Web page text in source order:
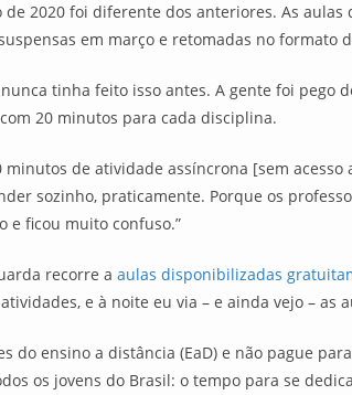
2020 foi diferente dos anteriores. As aulas
em março e retomadas no
tinha feito isso antes. A gente foi pego
20 minutos para cada disciplina.
de atividade assíncrona [sem
sozinho, praticamente. Porque os
e ficou muito confuso.”
recorre a aulas disponibilizadas
e à noite eu via – e ainda vejo – as
ensino a distância (EaD) e não pague
os jovens do Brasil: o tempo para se